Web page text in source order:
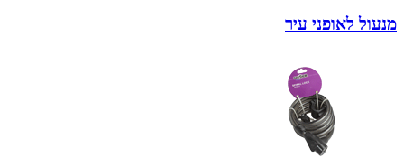
מנעול לאופני עיר